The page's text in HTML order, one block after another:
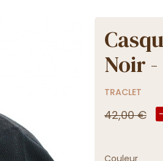
Noir
TRACLET
42,00 €